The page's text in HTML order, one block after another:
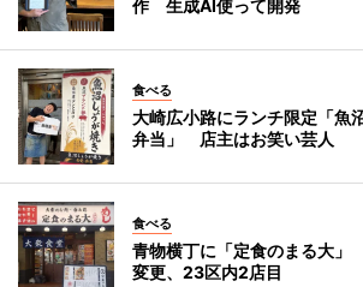
作 生成AI使って開発
食べる
大崎広小路にランチ限定「魚
弁当」 店主はお笑い芸人
食べる
青物横丁に「定食のまる大
変更、23区内2店目